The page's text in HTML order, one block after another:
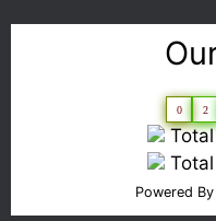
0 2
Total
Total
Powered By